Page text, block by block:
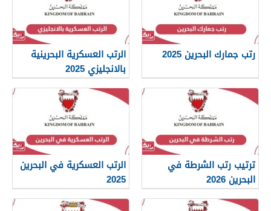
رتب جمارك البحرين 2025
الرتب العسكرية البحرينية
بالانجليزي 2025
ترتيب رتب الشرطة في
البحرين 2026
الرتب العسكرية في البحرين
2025